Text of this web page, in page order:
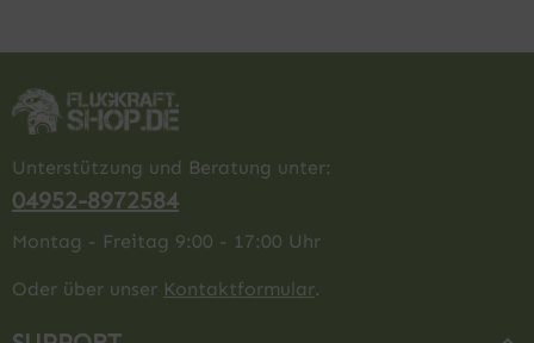
Unterstützung und Beratung unter:
04952-8972584
Montag - Freitag 9:00 - 17:00 Uhr
Oder über unser Kontaktformular.